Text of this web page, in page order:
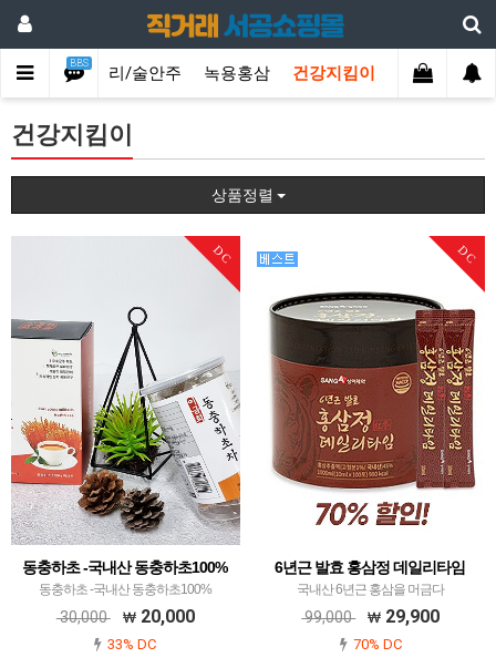
BBS
아해 먹거리/술안주 녹용홍삼 건강지킴이
건강지킴이
상품정렬
DC
동충하초 -국내산 동충하초100%
동충하초 -국내산 동충하초100%
30,000 20,000
33% DC
DC
6년근 발효 홍삼정 데일리타임
국내산 6년근 홍삼을 머금다
99,000 29,900
70% DC